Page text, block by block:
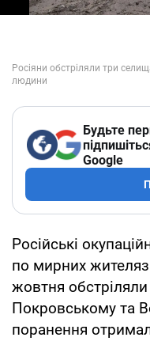
Будьте
Google
Російські
по мирних
жовтня
Покровському та
поранення